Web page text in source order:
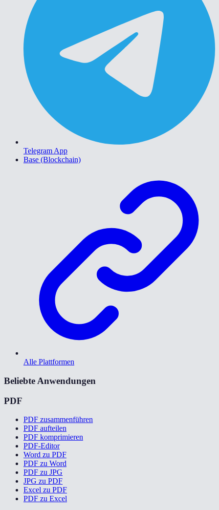
Telegram App
Base (Blockchain)
Alle Plattformen
Beliebte Anwendungen
PDF
PDF zusammenführen
PDF aufteilen
PDF komprimieren
PDF-Editor
Word zu PDF
PDF zu Word
PDF zu JPG
JPG zu PDF
Excel zu PDF
PDF zu Excel